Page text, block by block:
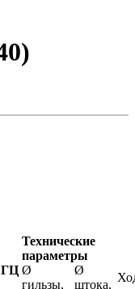
ГЦ
Технические
параметры
Ø
гильзы,
Ø
штока,